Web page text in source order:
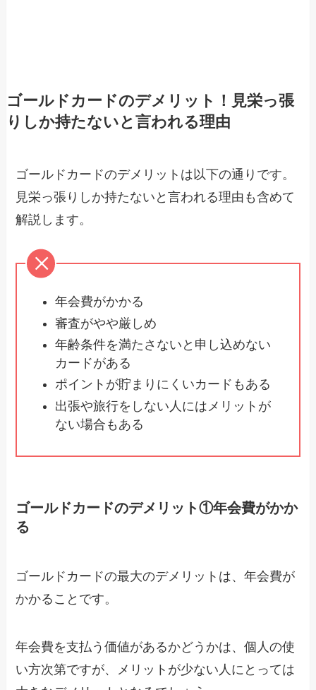
ゴールドカードのデメリット！見栄っ張
りしか持たないと言われる理由
ゴールドカードのデメリットは以下の通りです。
見栄っ張りしか持たないと言われる理由も含めて
解説します。
年会費がかかる
審査がやや厳しめ
年齢条件を満たさないと申し込めない
カードがある
ポイントが貯まりにくいカードもある
出張や旅行をしない人にはメリットが
ない場合もある
ゴールドカードのデメリット①年会費がかか
る
ゴールドカードの最大のデメリットは、年会費が
かかることです。
年会費を支払う価値があるかどうかは、個人の使
い方次第ですが、メリットが少ない人にとっては